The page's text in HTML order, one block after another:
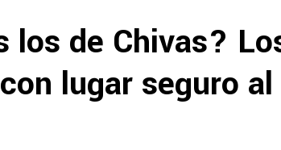
los de Chivas?
lugar seguro